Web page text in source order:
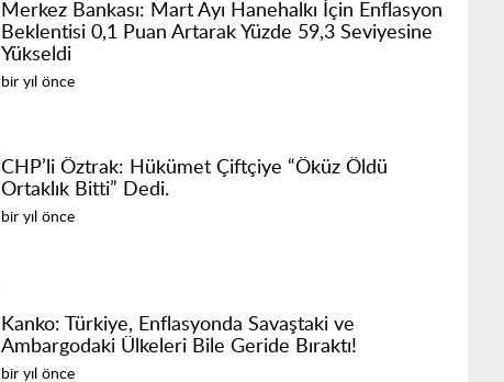
Merkez Bankası: Mart Ayı Hanehalkı İçin Enflasyon
Beklentisi 0,1 Puan Artarak Yüzde 59,3 Seviyesine
Yükseldi
bir yıl önce
CHP’li Öztrak: Hükümet Çiftçiye “Öküz Öldü
Ortaklık Bitti” Dedi.
bir yıl önce
Kanko: Türkiye, Enflasyonda Savaştaki ve
Ambargodaki Ülkeleri Bile Geride Bıraktı!
bir yıl önce